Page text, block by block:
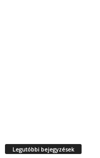
Legutóbbi bejegyzések